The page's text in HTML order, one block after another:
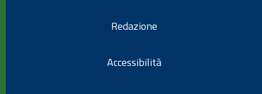
Redazione
Accessibilità